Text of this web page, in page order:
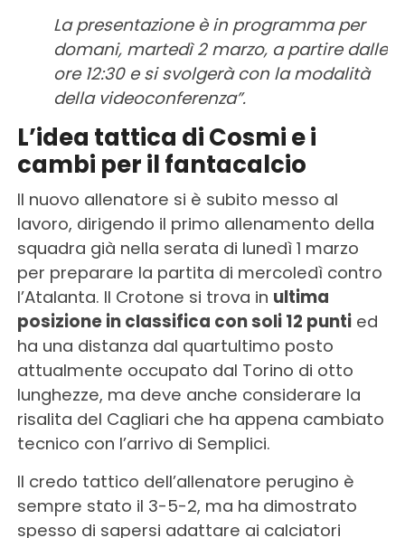
La presentazione è in programma per
domani, martedì 2 marzo, a partire dalle
ore 12:30 e si svolgerà con la modalità
della videoconferenza”.
L’idea tattica di Cosmi e i
cambi per il fantacalcio
Il nuovo allenatore si è subito messo al
lavoro, dirigendo il primo allenamento della
squadra già nella serata di lunedì 1 marzo
per preparare la partita di mercoledì contro
l’Atalanta. Il Crotone si trova in ultima
posizione in classifica con soli 12 puntied
ha una distanza dal quartultimo posto
attualmente occupato dal Torino di otto
lunghezze, ma deve anche considerare la
risalita del Cagliari che ha appena cambiato
tecnico con l’arrivo di Semplici.
Il credo tattico dell’allenatore perugino è
sempre stato il 3-5-2, ma ha dimostrato
spesso di sapersi adattare ai calciatori